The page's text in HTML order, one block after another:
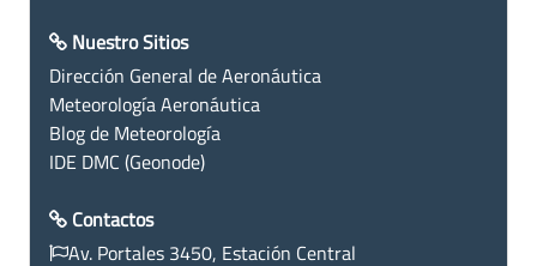
Nuestro Sitios
Dirección General de Aeronáutica
Meteorología Aeronáutica
Blog de Meteorología
IDE DMC (Geonode)
Contactos
Av. Portales 3450, Estación Central